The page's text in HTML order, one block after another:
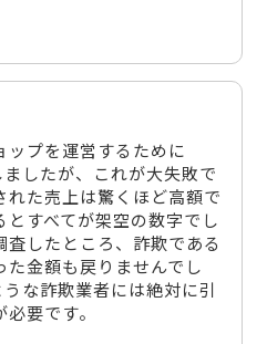
プを運営するために
したが、これが大失敗で
れた売上は驚くほど高額で
とすべてが架空の数字でし
したところ、詐欺である
た金額も戻りませんでし
な詐欺業者には絶対に引
要です。